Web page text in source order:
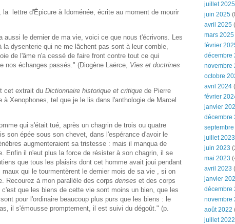
la lettre d'Épicure à Idoménée, écrite au moment de mourir
aussi le dernier de ma vie, voici ce que nous t'écrivons. Les
dysenterie qui ne me lâchent pas sont à leur comble,
de l'âme n'a cessé de faire front contre tout ce qui
nos échanges passés." (Diogène Laërce, Vies et doctrines
cet extrait du Dictionnaire historique et critique de Pierre
Xenophones, tel que je le lis dans l'anthologie de Marcel
qui s'était tué, après un chagrin de trois ou quatre
son épée sous son chevet, dans l'espérance d'avoir le
augmenteraient sa tristesse : mais il manqua de
Enfin il n'eut plus la force de résister à son chagrin, il se
que tous les plaisirs dont cet homme avait joui pendant
qui le tourmentèrent le dernier mois de sa vie , si on
Recourez à mon parallèle des corps denses et des corps
c'est que les biens de cette vie sont moins un bien, que les
pour l'ordinaire beaucoup plus purs que les biens : le
il s'émousse promptement, il est suivi du dégoût." (p.
juillet 2025
juin 2025
avril 2025
mars 2025
février
décembre
novembre
octobre
avril 2024
février
janvier
décembre
juillet 2023
juin 2023
mai 2023
avril 2023
janvier
décembre
novembre
août 2022
juillet 2022